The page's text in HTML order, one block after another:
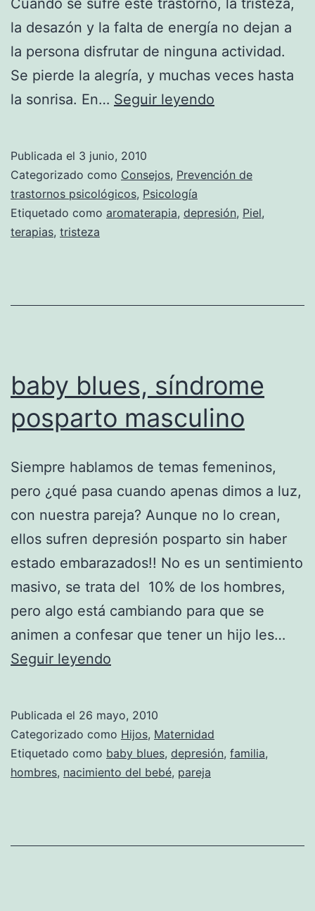
la desazón y la falta de energía no dejan a
la persona disfrutar de ninguna actividad.
Se pierde la alegría, y muchas veces hasta
la sonrisa. En… Seguir leyendo
depresión
Publicada el 3 junio, 2010
Categorizado como Consejos, Prevención de
trastornos psicológicos, Psicología
Etiquetado como aromaterapia, depresión, Piel,
terapias, tristeza
baby blues, síndrome
posparto masculino
Siempre hablamos de temas femeninos,
pero ¿qué pasa cuando apenas dimos a luz,
con nuestra pareja? Aunque no lo crean,
ellos sufren depresión posparto sin haber
estado embarazados!! No es un sentimiento
masivo, se trata del 10% de los hombres,
pero algo está cambiando para que se
animen a confesar que tener un hijo les…
Seguir leyendo
posparto
masculino
Publicada el 26 mayo, 2010
Categorizado como Hijos, Maternidad
Etiquetado como baby blues, depresión, familia,
hombres, nacimiento del bebé, pareja